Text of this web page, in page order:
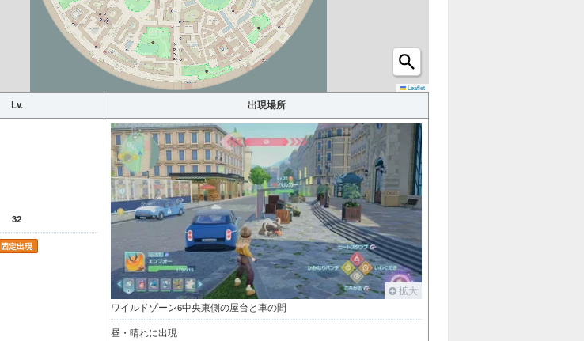
Leaflet
Lv. 出現場所
32
固定出現
拡大
ワイルドゾーン6中央東側の屋台と車の間
昼・晴れに出現